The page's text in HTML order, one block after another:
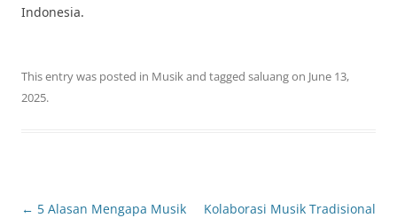
Indonesia.
This entry was posted in Musikand tagged saluangon June 13,
2025.
Post
← 5 Alasan Mengapa Musik
Kolaborasi Musik Tradisional